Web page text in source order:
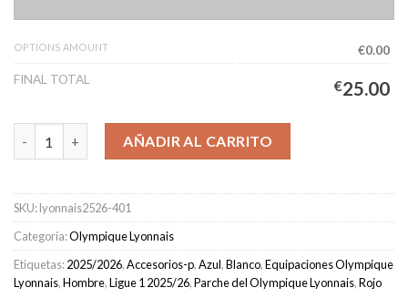
OPTIONS AMOUNT
€0.00
FINAL TOTAL
€25.00
Camiseta Lyonnais Especial 75 Años Hombre 2025/2026
AÑADIR AL CARRITO
SKU:lyonnais2526-401
Categoría:Olympique Lyonnais
Etiquetas:2025/2026,Accesorios-p,Azul,Blanco,Equipaciones Olympique
Lyonnais,Hombre,Ligue 1 2025/26,Parche del Olympique Lyonnais,Rojo